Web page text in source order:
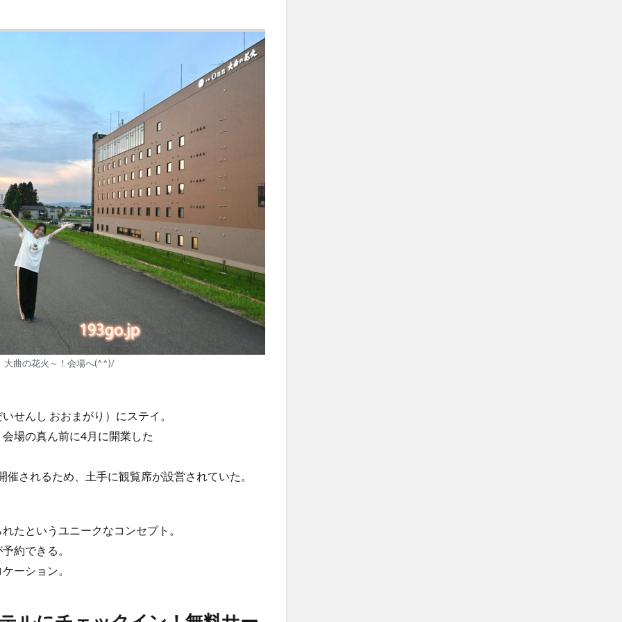
大曲の花火～！会場へ(^^)/
せんし おおまがり）にステイ。
場の真ん前に4月に開業した
されるため、土手に観覧席が設営されていた。
たというユニークなコンセプト。
約できる。
ーション。